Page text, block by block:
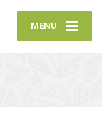
MENU